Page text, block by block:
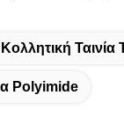
Ταινία
Polyimide